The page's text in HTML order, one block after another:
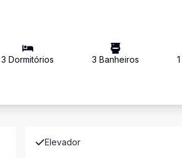
3 Dormitórios 3 Banheiros 1
Elevador